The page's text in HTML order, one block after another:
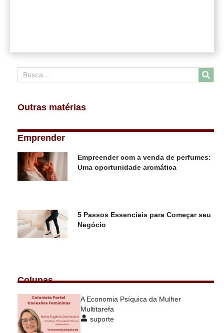
Outras matérias
Emprender
Empreender com a venda de perfumes:
Uma oportunidade aromática
5 Passos Essenciais para Começar seu
Negócio
Colunas
A Economia Psíquica da Mulher
Multitarefa
suporte